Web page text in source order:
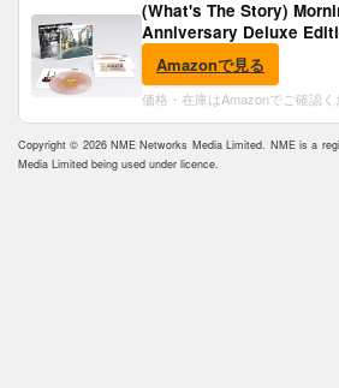
(What's The Story)
Anniversary Deluxe
Vinyl) [Analog]
Amazonで見る
価格・在庫はAmazonでご確認く
Copyright © 2026 NME Networks Media Limited. NME is a
Media Limited being used under licence.